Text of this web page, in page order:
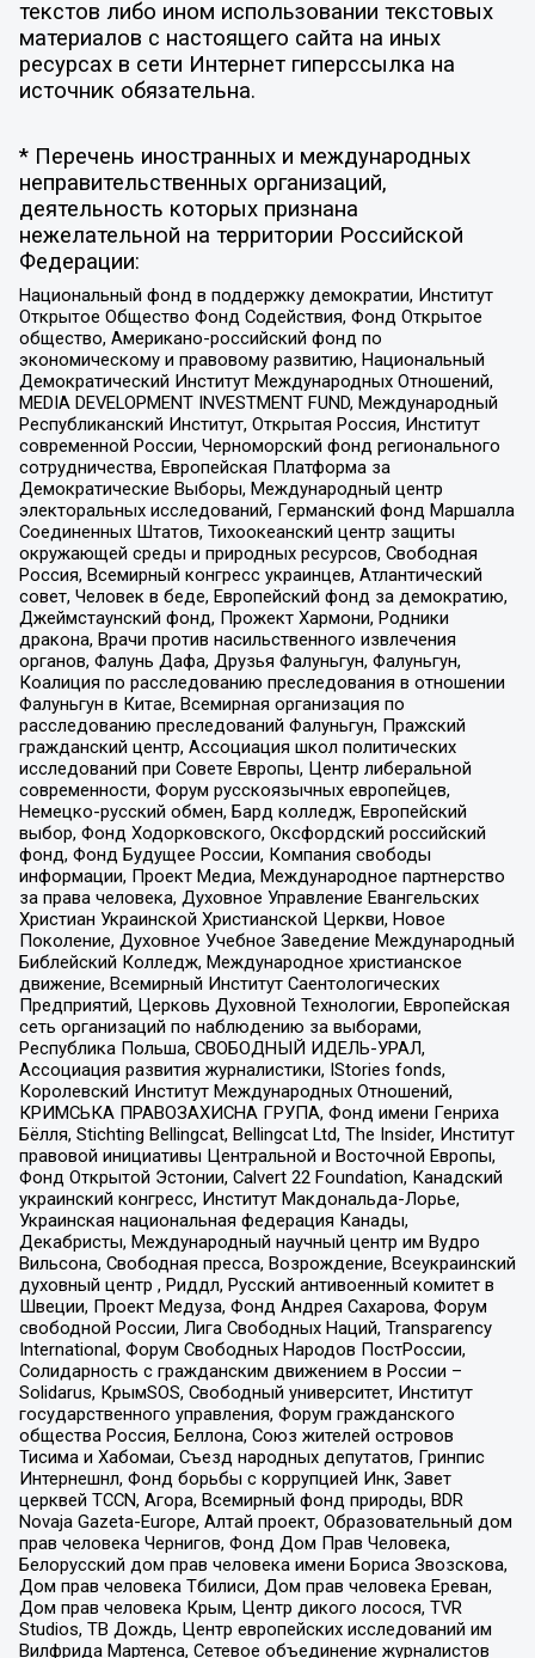
текстов либо ином использовании текстовых
материалов с настоящего сайта на иных
ресурсах в сети Интернет гиперссылка на
источник обязательна.
* Перечень иностранных и международных
неправительственных организаций,
деятельность которых признана
нежелательной на территории Российской
Федерации:
Национальный фонд в поддержку демократии, Институт
Открытое Общество Фонд Содействия, Фонд Открытое
общество, Американо-российский фонд по
экономическому и правовому развитию, Национальный
Демократический Институт Международных Отношений,
MEDIA DEVELOPMENT INVESTMENT FUND, Международный
Республиканский Институт, Открытая Россия, Институт
современной России, Черноморский фонд регионального
сотрудничества, Европейская Платформа за
Демократические Выборы, Международный центр
электоральных исследований, Германский фонд Маршалла
Соединенных Штатов, Тихоокеанский центр защиты
окружающей среды и природных ресурсов, Свободная
Россия, Всемирный конгресс украинцев, Атлантический
совет, Человек в беде, Европейский фонд за демократию,
Джеймстаунский фонд, Прожект Хармони, Родники
дракона, Врачи против насильственного извлечения
органов, Фалунь Дафа, Друзья Фалуньгун, Фалуньгун,
Коалиция по расследованию преследования в отношении
Фалуньгун в Китае, Всемирная организация по
расследованию преследований Фалуньгун, Пражский
гражданский центр, Ассоциация школ политических
исследований при Совете Европы, Центр либеральной
современности, Форум русскоязычных европейцев,
Немецко-русский обмен, Бард колледж, Европейский
выбор, Фонд Ходорковского, Оксфордский российский
фонд, Фонд Будущее России, Компания свободы
информации, Проект Медиа, Международное партнерство
за права человека, Духовное Управление Евангельских
Христиан Украинской Христианской Церкви, Новое
Поколение, Духовное Учебное Заведение Международный
Библейский Колледж, Международное христианское
движение, Всемирный Институт Саентологических
Предприятий, Церковь Духовной Технологии, Европейская
сеть организаций по наблюдению за выборами,
Республика Польша, СВОБОДНЫЙ ИДЕЛЬ-УРАЛ,
Ассоциация развития журналистики, IStories fonds,
Королевский Институт Международных Отношений,
КРИМСЬКА ПРАВОЗАХИСНА ГРУПА, Фонд имени Генриха
Бёлля, Stichting Bellingcat, Bellingcat Ltd, The Insider, Институт
правовой инициативы Центральной и Восточной Европы,
Фонд Открытой Эстонии, Calvert 22 Foundation, Канадский
украинский конгресс, Институт Макдональда-Лорье,
Украинская национальная федерация Канады,
Декабристы, Международный научный центр им Вудро
Вильсона, Свободная пресса, Возрождение, Всеукраинский
духовный центр , Риддл, Русский антивоенный комитет в
Швеции, Проект Медуза, Фонд Андрея Сахарова, Форум
свободной России, Лига Свободных Наций, Transparеncy
International, Форум Свободных Народов ПостРоссии,
Солидарность с гражданским движением в России –
Solidarus, КрымSOS, Свободный университет, Институт
государственного управления, Форум гражданского
общества Россия, Беллона, Союз жителей островов
Тисима и Хабомаи, Съезд народных депутатов, Гринпис
Интернешнл, Фонд борьбы с коррупцией Инк, Завет
церквей TCCN, Агора, Всемирный фонд природы, BDR
Novaja Gazeta-Europe, Алтай проект, Образовательный дом
прав человека Чернигов, Фонд Дом Прав Человека,
Белорусский дом прав человека имени Бориса Звозскова,
Дом прав человека Тбилиси, Дом прав человека Ереван,
Дом прав человека Крым, Центр дикого лосося, TVR
Studios, ТВ Дождь, Центр европейских исследований им
Вилфрида Мартенса, Сетевое объединение журналистов